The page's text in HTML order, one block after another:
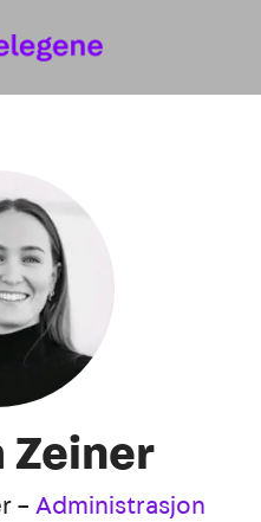
Zeiner
– Administrasjon